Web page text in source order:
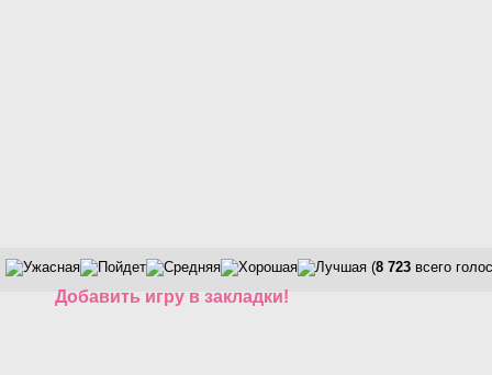
(8 723 всего
Добавить игру в закладки!